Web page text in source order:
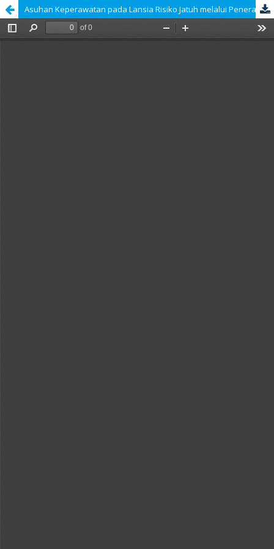
Asuhan Keperawatan pada Lansia Risiko Jatuh melalui Penerapan Program Latihan Keseimbangan